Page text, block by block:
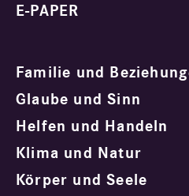
E-PAPER
Familie und
Glaube und Sinn
Helfen und Handeln
Klima und Natur
Körper und Seele